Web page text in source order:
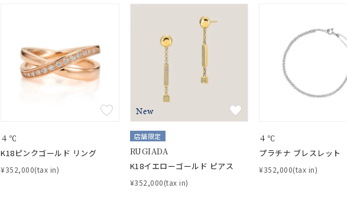
プラチナ K18 K7 ゴールド
イエローカラー ホワイトカラー トリプルカラー
2月の誕生石 4月の誕生石
8月の誕生石 9月の誕生石 10月の誕生石
しずく 一粒 三石 パヴェ ライン 馬蹄
星座 イニシャル
リセット 絞り込んで検索する
４℃
K18ピンクゴールド リング
¥352,000(tax in)
New
店舗限定
RUGIADA
K18イエローゴールド ピアス
¥352,000(tax in)
４℃
プラチナ ブレスレット
¥352,000(tax in)